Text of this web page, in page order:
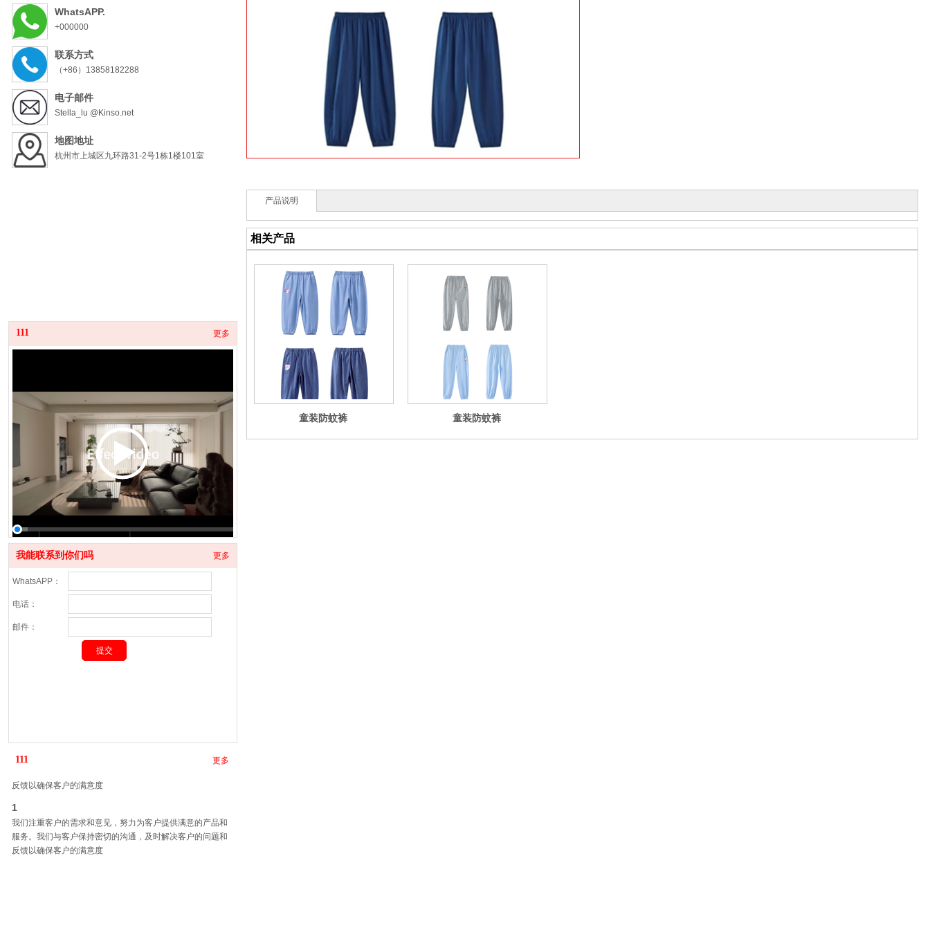
WhatsAPP.
+000000
联系方式
（+86）13858182288
电子邮件
Stella_lu @Kinso.net
地图地址
杭州市上城区九环路31-2号1栋1楼101室
111 更多
00:00 / 00:09
我能联系到你们吗 更多
WhatsAPP：
电话：
邮件：
111 更多
服务。我们与客户保持密切的沟通，及时解决客户的问题和
我们注重客户的需求和意见，努力为客户提供满意的产品和
服务。我们与客户保持密切的沟通，及时解决客户的问题和
反馈以确保客户的满意度
产品说明
相关产品
童装防蚊裤 童装防蚊裤